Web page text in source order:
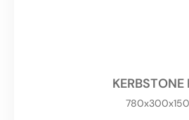
KERBSTONE
780x300x150